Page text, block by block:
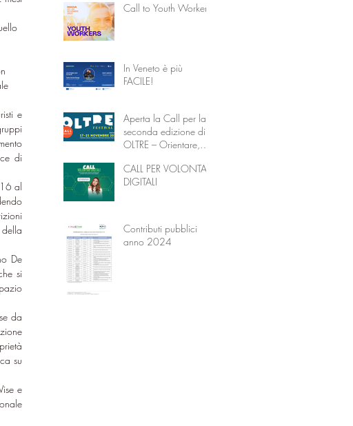
e
di
al
De
si
da
su
e
intergenerazionale
Call to Youth Workers
In Veneto è più
FACILE!
Aperta la Call per la
seconda edizione di
OLTRE – Orientare,
attraverso
l’Educazione
CALL PER VOLONTARI
DIGITALI
Contributi pubblici
anno 2024